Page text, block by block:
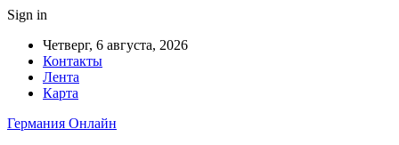
Sign in
Четверг, 6 августа, 2026
Контакты
Лента
Карта
Германия Онлайн